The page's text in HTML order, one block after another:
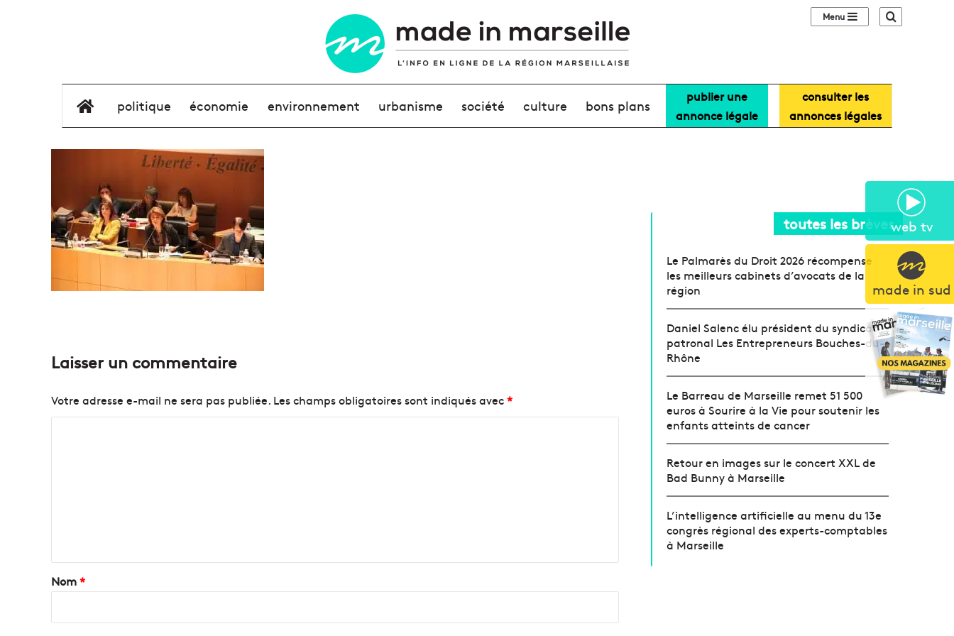
web tv
made in sud
Sidebar (barre
élément de menu
politique économie environnement urbanisme société culture bons plans
publier une
annonce légale
consulter les
annonces légales
Laisser un commentaire
Votre adresse e-mail ne sera pas publiée. Les champs obligatoires sont indiqués avec*
a
r
Nom*
toutes les brèves
Le Palmarès du Droit 2026 récompense
les meilleurs cabinets d’avocats de la
région
Daniel Salenc élu président du syndicat
patronal Les Entrepreneurs Bouches-du-
Rhône
Le Barreau de Marseille remet 51 500
euros à Sourire à la Vie pour soutenir les
enfants atteints de cancer
Retour en images sur le concert XXL de
Bad Bunny à Marseille
L’intelligence artificielle au menu du 13e
congrès régional des experts-comptables
à Marseille